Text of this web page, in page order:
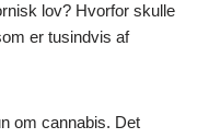
lov? Hvorfor skulle
er tusindvis af
om cannabis. Det